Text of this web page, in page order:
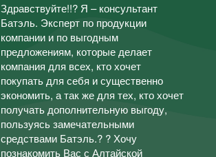
Здравствуйте!!? Я – консультант
Батэль. Эксперт по продукции
компании и по выгодным
предложениям, которые делает
компания для всех, кто хочет
покупать для себя и существенно
экономить, а так же для тех, кто хочет
получать дополнительную выгоду,
пользуясь замечательными
средствами Батэль.? ? Хочу
познакомить Вас с Алтайской